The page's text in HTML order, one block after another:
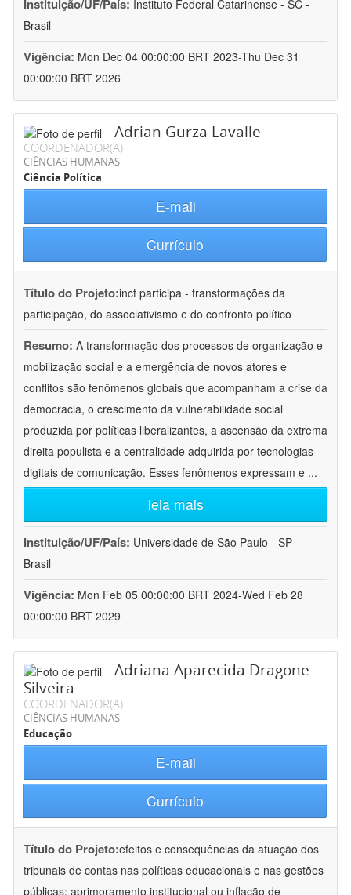
Instituição/UF/País: Instituto Federal Catarinense - SC -
Brasil
Vigência: Mon Dec 04 00:00:00 BRT 2023-Thu Dec 31
00:00:00 BRT 2026
Adrian Gurza Lavalle
COORDENADOR(A)
CIÊNCIAS HUMANAS
Ciência Política
E-mail
Currículo
Título do Projeto:inct participa - transformações da
participação, do associativismo e do confronto político
Resumo: A transformação dos processos de organização e
mobilização social e a emergência de novos atores e
conflitos são fenômenos globais que acompanham a crise da
democracia, o crescimento da vulnerabilidade social
produzida por políticas liberalizantes, a ascensão da extrema
direita populista e a centralidade adquirida por tecnologias
digitais de comunicação. Esses fenômenos expressam e ...
leia mais
Instituição/UF/País: Universidade de São Paulo - SP -
Brasil
Vigência: Mon Feb 05 00:00:00 BRT 2024-Wed Feb 28
00:00:00 BRT 2029
Adriana Aparecida Dragone
Silveira
COORDENADOR(A)
CIÊNCIAS HUMANAS
Educação
E-mail
Currículo
Título do Projeto:efeitos e consequências da atuação dos
tribunais de contas nas políticas educacionais e nas gestões
públicas: aprimoramento institucional ou inflação de